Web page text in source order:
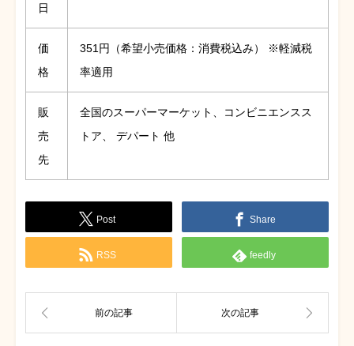
日
価
格
351円（希望小売価格：消費税込み） ※軽減税
率適用
販
売
先
全国のスーパーマーケット、コンビニエンスス
トア、 デパート 他
Post Share
RSS feedly